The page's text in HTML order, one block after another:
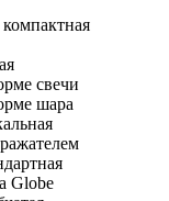
свечи
шара
Globe